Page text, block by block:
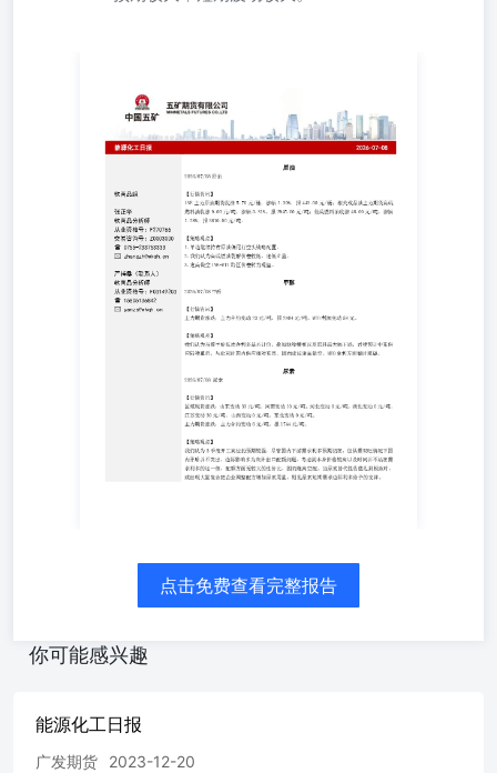
桶；相关成品油主力期货高硫燃料油收涨9.00元/吨，涨幅
0.31%，报2945.00元/吨；低硫燃料油收涨48.00元/吨，涨幅
1.28%，报3810.00元/吨。 张正华软商品分析师从业资格
号：F270766交易咨询号：Z00030000755-
233753333zhangzh@wkqh.cn 【策略观点】 1.单边继续持
有原油偏尾行空头战略配置。2.我们认为高硫燃油裂解价差
较低，逢低止盈。3.逢高做空INE-WTI跨区价差转为观望。
严梓桑（联系人）软商品分析师从业资格号：
F0314920315805136842yanzs@wkqh.cn 甲醇 2026/07/08甲
醇 【行情资讯】 主力期货涨跌：主力合约变动23元/吨，报
2404元/吨，MTO利润变动58元。 【策略观点】 我们认为
当前甲醇低库存利多基本计价，叠加地缘缓和以及原料端大
对充足，因而建议逢高做空。MTO套利方面暂时观望。 尿
素 2026/07/08尿素 【行情资讯】 区域现货涨跌：山东变动
30元/吨，河南变动10元/吨，河北变动0元/吨，湖北变动0
元/吨，江苏变动30元/吨，山西变动0元/吨，东北变动0元/
突出，边际影响多为向外出口配额问题，考虑到本身价格较
高以及时间并不站在需求利多的这一侧，配额方面无较大的
出现大量复合肥企业调整配方增加尿素用量，则见尿素短期
需求边际利多给予的支撑。 橡胶 2026/07/08橡胶 【行情资
体需要灵活应对。 多空讲述不同的故事。涨因宏观多头预
南亚橡胶林现状可能橡胶增产有限；中国的需求预期转好，
点击免费查看完整报告
你可能感兴趣
能源化工日报
广发期货 2023-12-20